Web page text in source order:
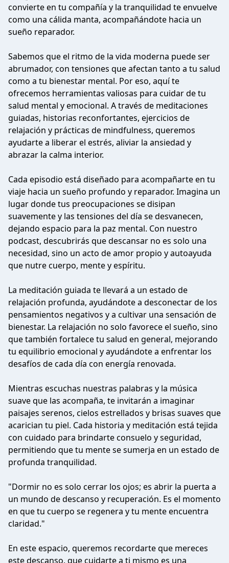
convierte en tu compañía y la tranquilidad te envuelve
como una cálida manta, acompañándote hacia un
sueño reparador.
Sabemos que el ritmo de la vida moderna puede ser
abrumador, con tensiones que afectan tanto a tu salud
como a tu bienestar mental. Por eso, aquí te
ofrecemos herramientas valiosas para cuidar de tu
salud mental y emocional. A través de meditaciones
guiadas, historias reconfortantes, ejercicios de
relajación y prácticas de mindfulness, queremos
ayudarte a liberar el estrés, aliviar la ansiedad y
abrazar la calma interior.
Cada episodio está diseñado para acompañarte en tu
viaje hacia un sueño profundo y reparador. Imagina un
lugar donde tus preocupaciones se disipan
suavemente y las tensiones del día se desvanecen,
dejando espacio para la paz mental. Con nuestro
podcast, descubrirás que descansar no es solo una
necesidad, sino un acto de amor propio y autoayuda
que nutre cuerpo, mente y espíritu.
La meditación guiada te llevará a un estado de
relajación profunda, ayudándote a desconectar de los
pensamientos negativos y a cultivar una sensación de
bienestar. La relajación no solo favorece el sueño, sino
que también fortalece tu salud en general, mejorando
tu equilibrio emocional y ayudándote a enfrentar los
desafíos de cada día con energía renovada.
Mientras escuchas nuestras palabras y la música
suave que las acompaña, te invitarán a imaginar
paisajes serenos, cielos estrellados y brisas suaves que
acarician tu piel. Cada historia y meditación está tejida
con cuidado para brindarte consuelo y seguridad,
permitiendo que tu mente se sumerja en un estado de
profunda tranquilidad.
"Dormir no es solo cerrar los ojos; es abrir la puerta a
un mundo de descanso y recuperación. Es el momento
en que tu cuerpo se regenera y tu mente encuentra
claridad."
En este espacio, queremos recordarte que mereces
este descanso, que cuidarte a ti mismo es una